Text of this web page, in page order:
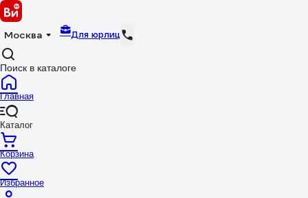
Москва Для юрлиц
Поиск в каталоге
Главная
Каталог
Корзина
Избранное